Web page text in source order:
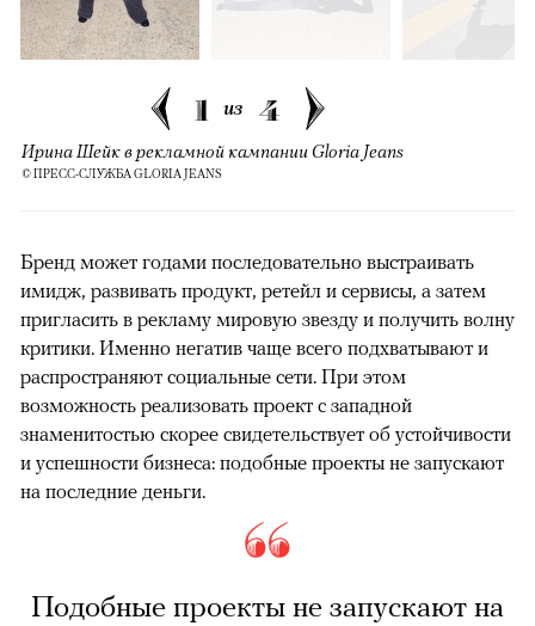
1 из 4
Ирина Шейк в рекламной кампании Gloria Jeans
© ПРЕСС-СЛУЖБА GLORIA JEANS
Бренд может годами последовательно выстраивать
имидж, развивать продукт, ретейл и сервисы, а затем
пригласить в рекламу мировую звезду и получить волну
критики. Именно негатив чаще всего подхватывают и
распространяют социальные сети. При этом
возможность реализовать проект с западной
знаменитостью скорее свидетельствует об устойчивости
и успешности бизнеса: подобные проекты не запускают
на последние деньги.
Подобные проекты не запускают на